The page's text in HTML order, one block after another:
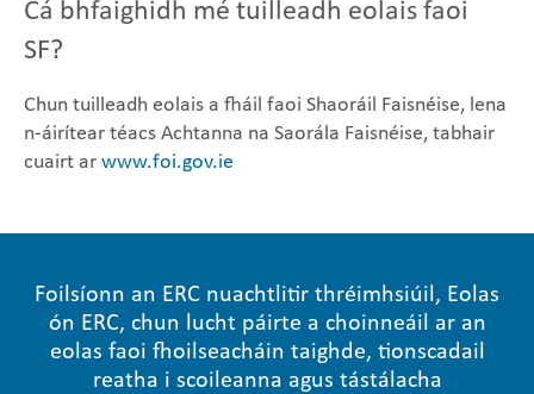
Cá bhfaighidh mé tuilleadh eolais faoi
SF?
Chun tuilleadh eolais a fháil faoi Shaoráil Faisnéise, lena
n-áirítear téacs Achtanna na Saorála Faisnéise, tabhair
cuairt ar www.foi.gov.ie
Foilsíonn an ERC nuachtlitir thréimhsiúil, Eolas
ón ERC, chun lucht páirte a choinneáil ar an
eolas faoi fhoilseacháin taighde, tionscadail
reatha i scoileanna agus tástálacha